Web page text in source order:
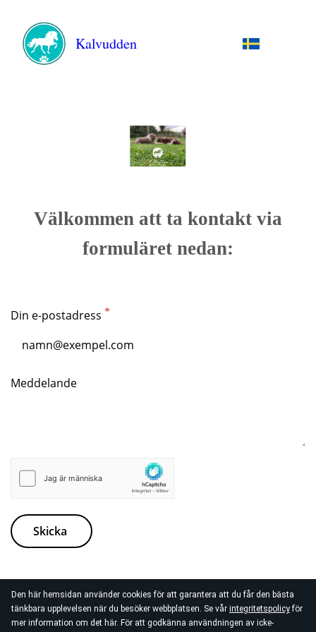
Den här hemsidan använder cookies för att garantera att du får den bästa
tänkbara upplevelsen när du besöker webbplatsen. Se vår integritetspolicyför
mer information om det här. För att godkänna användningen av icke-
Kalvudden
Välkommen att ta kontakt via
formuläret nedan:
Din e-postadress
Meddelande
Skicka
följ oss gärna...